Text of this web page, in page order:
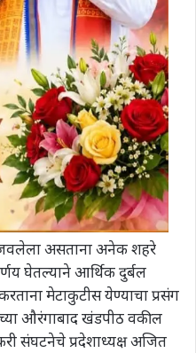
असताना अनेक शहरे
घेतल्याने आर्थिक दुर्बल
मेटाकुटीस येण्याचा प्रसंग
औरंगाबाद खंडपीठ वकील
संघटनेचे प्रदेशाध्यक्ष अजित